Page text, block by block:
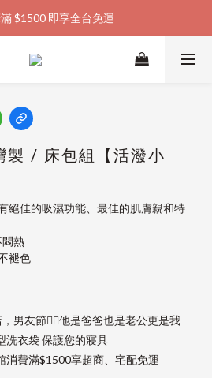
物金  馬上領  馬上折
$1500 即享全台免運
購物金  馬上領  馬上折
/ 床包組【活潑小
絕佳的吸濕功能、最佳的肌膚親和特
熱
褪色
男友節👱‍♂️他是爸爸也是老公更是我
洗衣袋 保護您的寢具
消費滿$1500享超商、宅配免運